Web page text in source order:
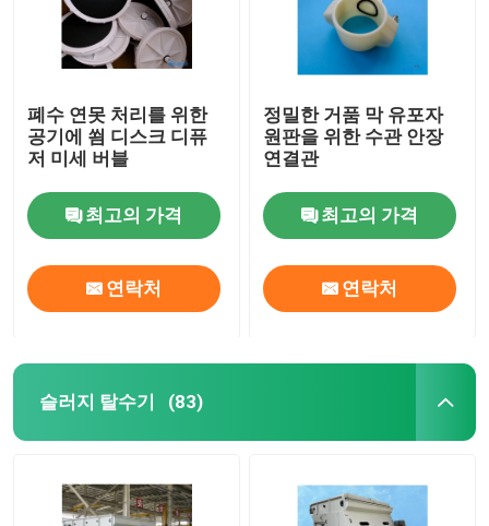
폐수 연못 처리를 위한
공기에 쐼 디스크 디퓨
저 미세 버블
최고의 가격
연락처
정밀한 거품 막 유포자
원판을 위한 수관 안장
연결관
최고의 가격
연락처
슬러지 탈수기 (83)